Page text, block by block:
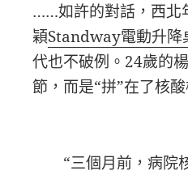
……如許的對話，西北
穎Standway電動升降
代也不破例。24歲的
節，而是“拼”在了核酸
“三個月前，病院核